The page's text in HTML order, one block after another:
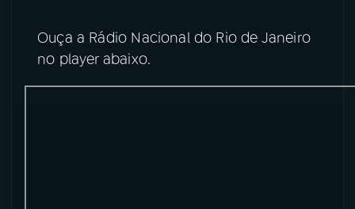
Ouça a Rádio Nacional do Rio de Janeiro
no player abaixo.